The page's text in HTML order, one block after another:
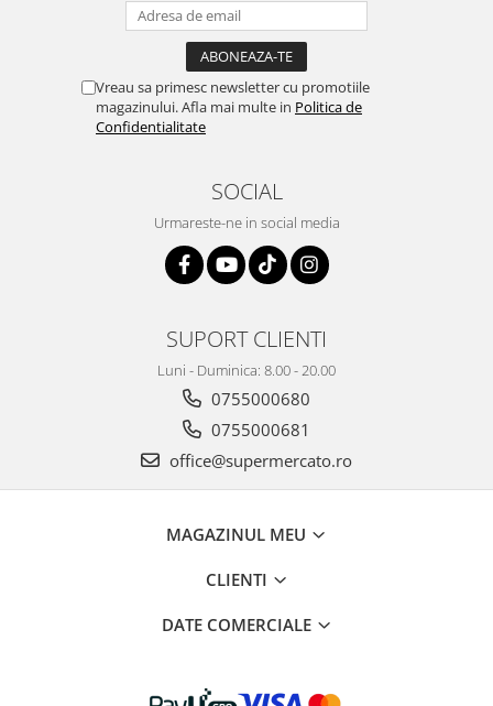
Vreau sa primesc newsletter cu promotiile
magazinului. Afla mai multe in Politica de
Confidentialitate
SOCIAL
Urmareste-ne in social media
SUPORT CLIENTI
Luni - Duminica: 8.00 - 20.00
0755000680
0755000681
office@supermercato.ro
MAGAZINUL MEU
CLIENTI
DATE COMERCIALE